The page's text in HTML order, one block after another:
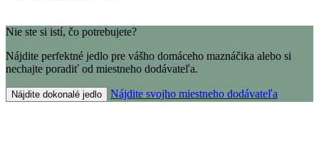
Nie ste si istí, čo potrebujete?
Nájdite perfektné jedlo pre vášho domáceho maznáčika alebo si
nechajte poradiť od miestneho dodávateľa.
Nájdite dokonalé jedlo Nájdite svojho miestneho dodávateľa